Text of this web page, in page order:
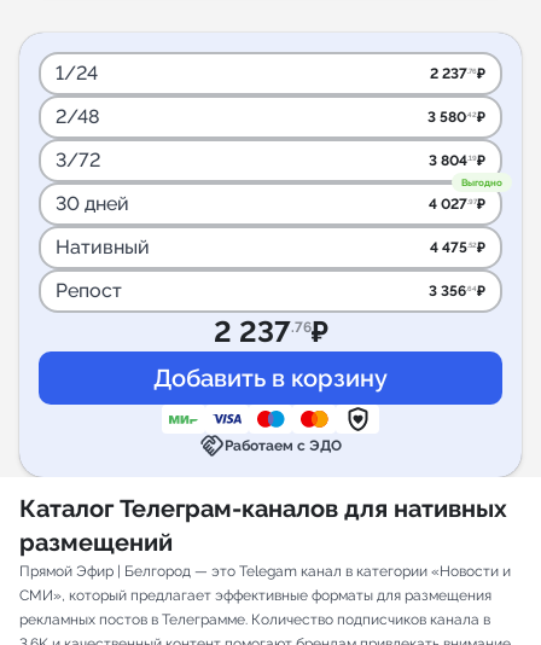
1/24 2 237.76₽
2/48 3 580.42₽
3/72 3 804.19₽
Выгодно
30 дней 4 027.97₽
Нативный 4 475.52₽
Репост 3 356.64₽
2 237.76₽
handshakeРаботаем с ЭДО
Каталог Телеграм-каналов для нативных
размещений
Прямой Эфир | Белгород — это Telegam канал в категории «Новости и
СМИ», который предлагает эффективные форматы для размещения
рекламных постов в Телеграмме. Количество подписчиков канала в